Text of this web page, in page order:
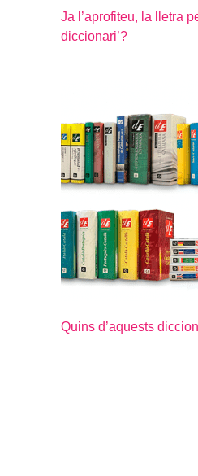
Ja l’aprofiteu, la lletra
diccionari’?
Quins d’aquests